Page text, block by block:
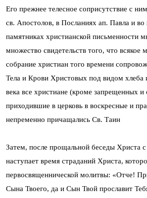
Его прежнее телесное соприсутствие с
св. Апостолов, в Посланиях ап. Павла и
памятниках христианской письменности
множество свидетельств того, что всякое
собрание христиан того времени
Тела и Крови Христовых под видом хлеба
века все христиане (кроме запрещенных и
приходившие в церковь в воскресные и
непременно причащались Св. Таин
Затем, после прощальной беседы Христа
наступает время страданий Христа,
первосвященнической молитвы: «Отче!
Сына Твоего, да и Сын Твой прославит